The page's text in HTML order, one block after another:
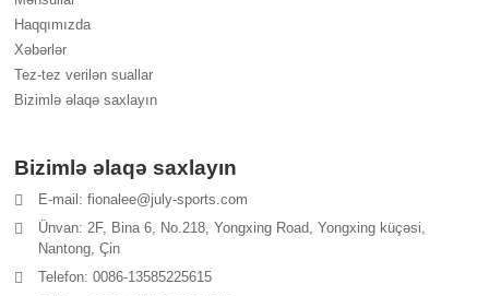
Haqqımızda
Xəbərlər
Tez-tez verilən suallar
Bizimlə əlaqə saxlayın
Bizimlə əlaqə saxlayın
E-mail: fionalee@july-sports.com
Ünvan: 2F, Bina 6, No.218, Yongxing Road, Yongxing küçəsi,
Nantong, Çin
Telefon: 0086-13585225615